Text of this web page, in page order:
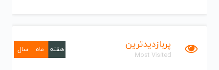
پربازدیدترین
Most Visited
هفته ماه سال